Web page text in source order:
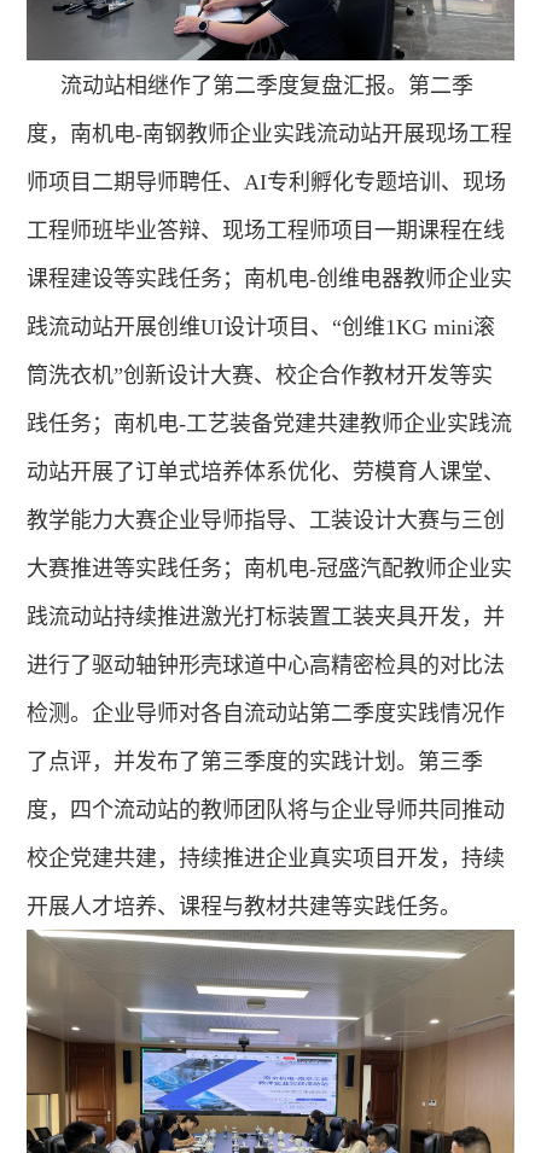
流动站相继作了第二季度复盘汇报。第二季
度，南机电-南钢教师企业实践流动站开展现场工程
师项目二期导师聘任、 AI专利孵化专题培训、现场
工程师班毕业答辩、现场工程师项目一期课程在线
课程建设等实践任务；南机电-创维电器教师企业实
践流动站开展创维UI设计项目、“创维1KG mini滚
筒洗衣机”创新设计大赛、校企合作教材开发等实
践任务；南机电-工艺装备党建共建教师企业实践流
动站开展了订单式培养体系优化、劳模育人课堂、
教学能力大赛企业导师指导、工装设计大赛与三创
大赛推进等实践任务；南机电-冠盛汽配教师企业实
践流动站持续推进激光打标装置工装夹具开发，并
进行了驱动轴钟形壳球道中心高精密检具的对比法
检测。企业导师对各自流动站第二季度实践情况作
了点评，并发布了第三季度的实践计划。第三季
度，四个流动站的教师团队将与企业导师共同推动
校企党建共建，持续推进企业真实项目开发，持续
开展人才培养、课程与教材共建等实践任务。